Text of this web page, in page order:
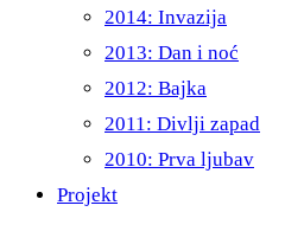
2014: Invazija
2013: Dan i noć
2012: Bajka
2011: Divlji zapad
2010: Prva ljubav
Projekt